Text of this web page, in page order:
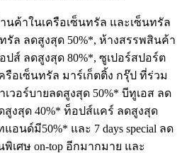
ค้าในเครือเซ็นทรัล และเซ็นทรัล
รัล ลดสูงสุด 50%*, ห้างสรรพสินค้า
ส์ ลดสูงสุด 80%*, ซูเปอร์สปอร์ต
รือเซ็นทรัล มาร์เก็ตติ้ง กรุ๊ป ที่ร่วม
เวอร์บายลดสูงสุด 50%* บีทูเอส ลด
สูงสุด 40%* ท็อปส์แคร์ ลดสูงสุด
อนด์มี50%* และ 7 days special ลด
เศษ on-top อีกมากมาย และ